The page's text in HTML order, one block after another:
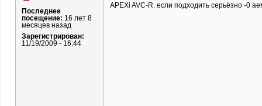
Последнее
посещение: 16 лет 8
месяцев назад
Зарегистрирован:
11/19/2009 - 16:44
APEXi AVC-R. если подходить серьёзно -0